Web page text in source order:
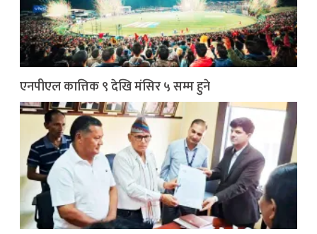
एनपीएल कात्तिक ९ देखि मंसिर ५ सम्म हुने